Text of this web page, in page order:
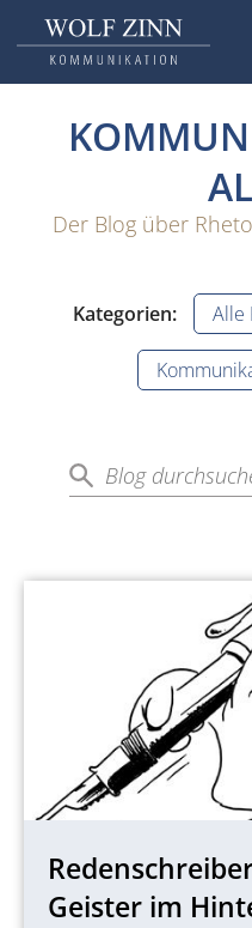
Der Blog über
Kategorien: Alle
Geister im